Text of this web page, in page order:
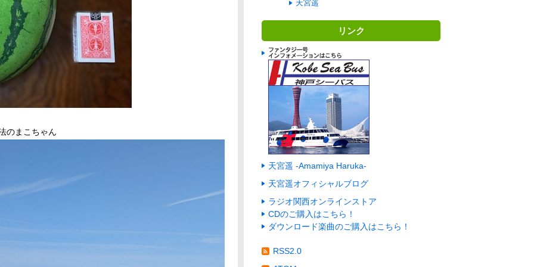
のまこちゃん
天宮遥
リンク
天宮遥 -Amamiya Haruka-
天宮遥オフィシャルブログ
ラジオ関西オンラインストア
CDのご購入はこちら！
ダウンロード楽曲のご購入はこちら！
RSS2.0